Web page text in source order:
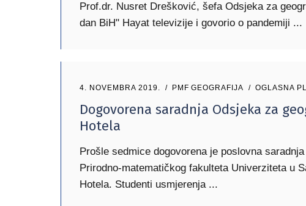
Prof.dr. Nusret Drešković, šefa Odsjeka za
dan BiH" Hayat televizije i govorio o pandemiji
4. NOVEMBRA 2019. PMF GEOGRAFIJA OGLASNA
Dogovorena saradnja Odsjeka za
Hotela
Prošle sedmice dogovorena je poslovna
Prirodno-matematičkog fakulteta Univerziteta u
Hotela. Studenti usmjerenja